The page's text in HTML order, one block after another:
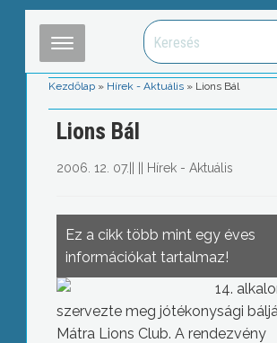
Kezdőlap » Hírek - Aktuális » Lions Bál
Lions Bál
2006. 12. 07. Hírek - Aktuális
Ez a cikk több mint egy éves
információkat tartalmaz!
14.
szervezte meg jótékonysági
Mátra Lions Club. A rendezvény